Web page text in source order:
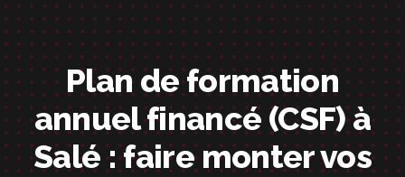
Plan de formation
annuel financé (CSF) à
Salé : faire monter vos